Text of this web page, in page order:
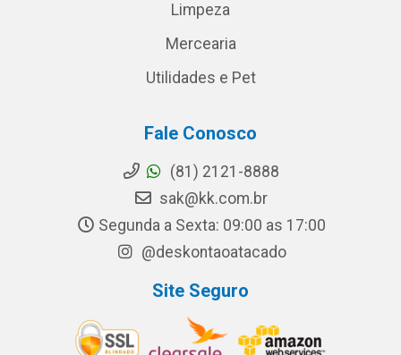
Limpeza
Mercearia
Utilidades e Pet
Fale Conosco
(81) 2121-8888
sak@kk.com.br
Segunda a Sexta: 09:00 as 17:00
@deskontaoatacado
Site Seguro